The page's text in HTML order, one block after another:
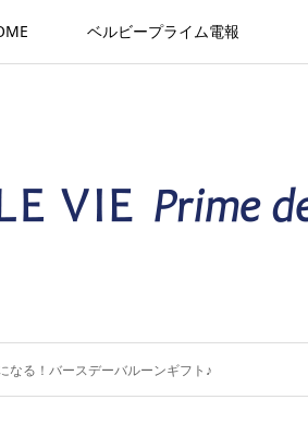
ベルビープライム電報
なる！バースデーバルーンギフト♪